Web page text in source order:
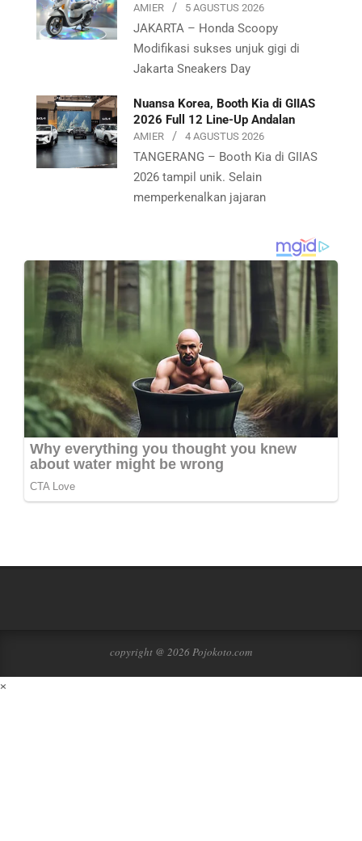
AMIER 5 AGUSTUS 2026
JAKARTA – Honda Scoopy
Modifikasi sukses unjuk gigi di
Jakarta Sneakers Day
Nuansa Korea, Booth Kia di GIIAS
2026 Full 12 Line-Up Andalan
AMIER 4 AGUSTUS 2026
TANGERANG – Booth Kia di GIIAS
2026 tampil unik. Selain
memperkenalkan jajaran
copyright @ 2026 Pojokoto.com
×